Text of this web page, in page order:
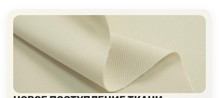
Почему нас выбирают?
✓Заказываем напрямую с ведущих фабрик Китая,
Турции, Кореи и Тайваня
– без посредников.
Ассортимент, насчитывающий тысячи позиций
позиций и 400+ категорий в наличии.
✓
Ткани отпускаются на отрез и рулонами